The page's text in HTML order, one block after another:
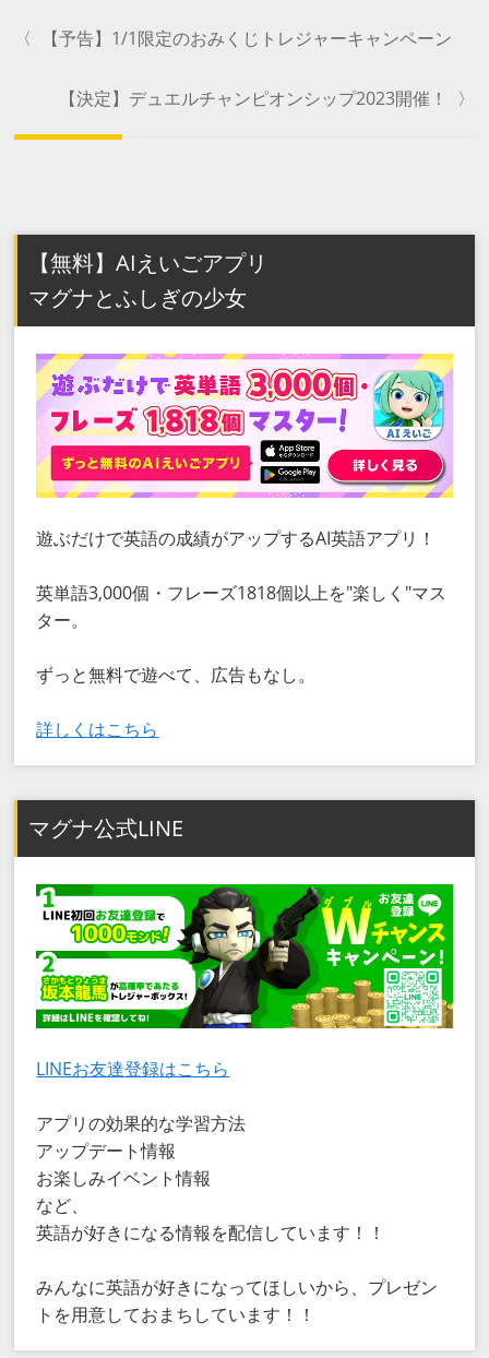
〈 【予告】1/1限定のおみくじトレジャーキャンペーン
【決定】デュエルチャンピオンシップ2023開催！ 〉
【無料】AIえいごアプリ
マグナとふしぎの少女
遊ぶだけで英語の成績がアップするAI英語アプリ！
英単語3,000個・フレーズ1818個以上を"楽しく"マス
ター。
ずっと無料で遊べて、広告もなし。
詳しくはこちら
マグナ公式LINE
LINEお友達登録はこちら
アプリの効果的な学習方法
アップデート情報
お楽しみイベント情報
など、
英語が好きになる情報を配信しています！！
みんなに英語が好きになってほしいから、プレゼン
トを用意しておまちしています！！